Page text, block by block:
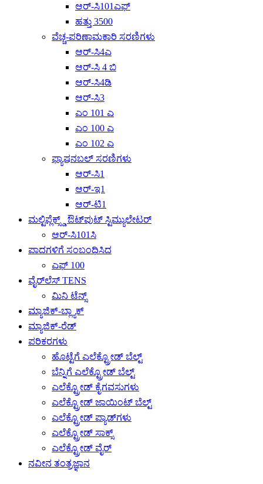
ಆರ್-ಸಿ101ಎಫ್
ಹತ್ತು 3500
ವೆಚ್ಚ-ಪರಿಣಾಮಕಾರಿ ಸರಣಿಗಳು
ಆರ್-ಸಿ4ಎ
ಆರ್-ಸಿ 4 ಬಿ
ಆರ್-ಸಿ4ಡಿ
ಆರ್-ಸಿ3
ಎಂ 101 ಎ
ಎಂ 100 ಎ
ಎಂ 102 ಎ
ಫ್ಯಾಷನಬಲ್ ಸರಣಿಗಳು
ಆರ್-ಸಿ1
ಆರ್-ಇ1
ಆರ್-ಟಿ1
ಮಲ್ಟಿಪ್ಲೆಕ್ಸ್ಡ್ ಔಟ್‌ಪುಟ್ ಸ್ಟಿಮ್ಯುಲೇಟರ್
ಆರ್-ಸಿ101ಸಿ
ಪಾದಗಳಿಗೆ ಸಂಬಂಧಿಸಿದ
ಎಫ್ 100
ವೈರ್‌ಲೆಸ್ TENS
ಮಿನಿ ಟೆನ್ಸ್
ಮ್ಯಾಜಿಕ್-ಬ್ಲ್ಯಾಕ್
ಮ್ಯಾಜಿಕ್-ರೆಡ್
ಪರಿಕರಗಳು
ಹೊಟ್ಟೆಗೆ ಎಲೆಕ್ಟ್ರೋಡ್ ಬೆಲ್ಟ್
ಬೆನ್ನಿಗೆ ಎಲೆಕ್ಟ್ರೋಡ್ ಬೆಲ್ಟ್
ಎಲೆಕ್ಟ್ರೋಡ್ ಕೈಗವಸುಗಳು
ಎಲೆಕ್ಟ್ರೋಡ್ ಜಾಯಿಂಟ್ ಬೆಲ್ಟ್
ಎಲೆಕ್ಟ್ರೋಡ್ ಪ್ಯಾಡ್‌ಗಳು
ಎಲೆಕ್ಟ್ರೋಡ್ ಸಾಕ್ಸ್
ಎಲೆಕ್ಟ್ರೋಡ್ ವೈರ್
ನವೀನ ತಂತ್ರಜ್ಞಾನ